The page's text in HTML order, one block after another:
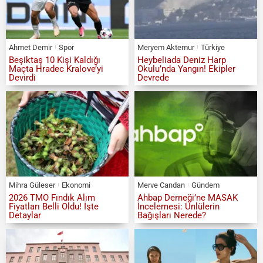
Ahmet Demir Spor
Beşiktaş 10 Kişi Kaldığı
Maçta Hradec Kralove’yi
Devirdi
Meryem Aktemur Türkiye
Heybeliada Deniz Harp
Okulu’nda Yangın! Ekipler
Devrede
Mihra Güleser Ekonomi
2026 TMO Fındık Alım
Fiyatları Belli Oldu! İşte
Detaylar
Merve Candan Gündem
Ahbap Derneği’ne MASAK
İncelemesi: Ünlülerin
Bağışları Nerede?